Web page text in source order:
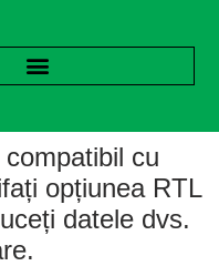
cu
opțiunea RTL
datele dvs.